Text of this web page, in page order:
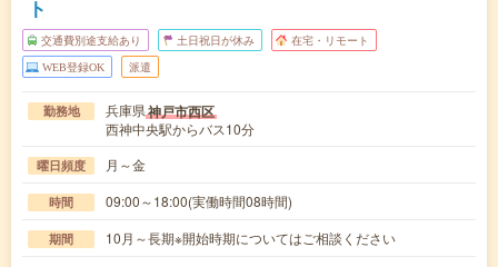
ト
交通費別途支給あり 土日祝日が休み 在宅・リモート
WEB登録OK 派遣
勤務地 兵庫県神戸市西区
西神中央駅からバス10分
曜日頻度 月～金
時間 09:00～18:00(実働時間08時間)
期間 10月～長期※開始時期についてはご相談ください